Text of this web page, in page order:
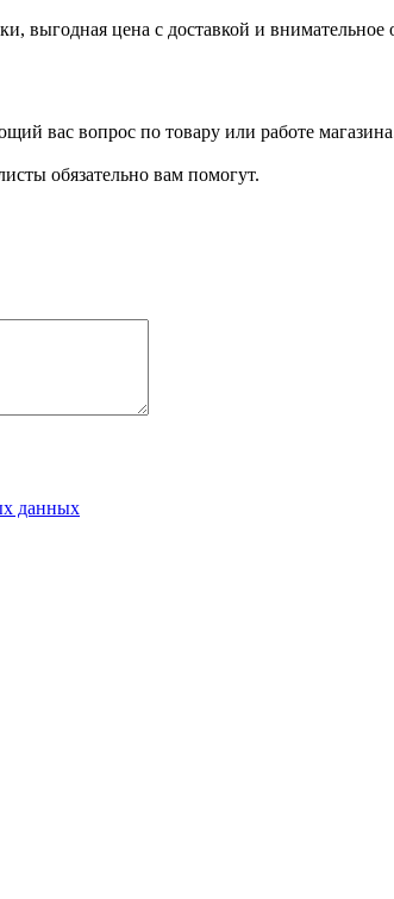
выгодная цена с доставкой и
вас вопрос по товару или работе
обязательно вам помогут.
данных